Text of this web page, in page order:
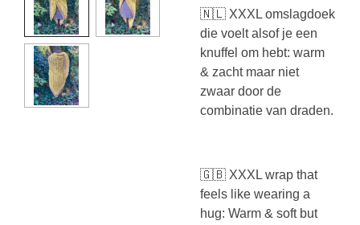
🇳🇱 XXXL omslagdoek
die voelt alsof je een
knuffel om hebt: warm
& zacht maar niet
zwaar door de
combinatie van draden.
🇬🇧 XXXL wrap that
feels like wearing a
hug: Warm & soft but